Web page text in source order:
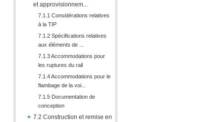
et approvisionnem...
7.1.1 Considérations relatives
à la TIP
7.1.2 Spécifications relatives
aux éléments de ...
7.1.3 Accommodations pour
les ruptures du rail
7.1.4 Accommodations pour le
flambage de la voi...
7.1.5 Documentation de
conception
+ 7.2 Construction et remise en